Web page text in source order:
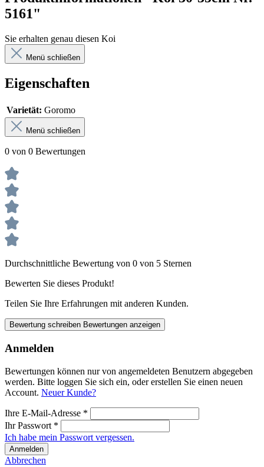
5161"
Sie erhalten genau diesen Koi
Menü schließen
Eigenschaften
Varietät: Goromo
Menü schließen
0 von 0 Bewertungen
Durchschnittliche Bewertung von 0 von 5 Sternen
Bewerten Sie dieses Produkt!
Teilen Sie Ihre Erfahrungen mit anderen Kunden.
Bewertung schreiben Bewertungen anzeigen
Anmelden
Bewertungen können nur von angemeldeten Benutzern abgegeben
werden. Bitte loggen Sie sich ein, oder erstellen Sie einen neuen
Account. Neuer Kunde?
Ihre E-Mail-Adresse *
Ihr Passwort *
Ich habe mein Passwort vergessen.
Anmelden
Abbrechen